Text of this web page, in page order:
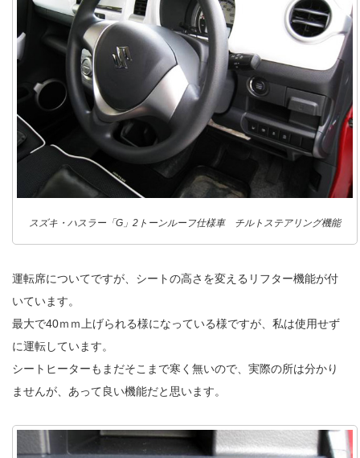
スズキ・ハスラー「G」2トーンルーフ仕様車 チルトステアリング機能
運転席についてですが、シートの高さを変えるリフター機能が付
いています。
最大で40ｍｍ上げられる様になっている様ですが、私は使用せず
に運転しています。
シートヒーターもまだそこまで寒く無いので、実際の所は分かり
ませんが、あって良い機能だと思います。